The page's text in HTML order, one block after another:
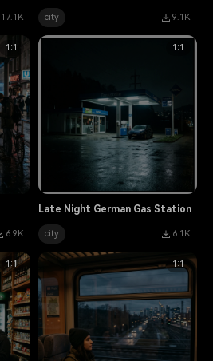
17.1K city 9.1K
1:1
6.9K
1:1
Late Night German Gas Station
city 6.1K
1:1 1:1